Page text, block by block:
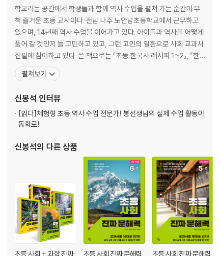
[문해력 튼튼] 공룡은 냉혈 동물일까, 아니면 온혈 동물일까?
[방구석 실험실] 샌드위치로 지층 만들기
3. 빛의 성질
[한눈에 읽는 개념 지도] 빛의 성질
· 빛
· 광원
· 빛의 직진
· 그림자
· 빛의 반사
· 거울
· 거울의 쓰임새
· 빛의 굴절
· 렌즈의 쓰임새
[문해력 튼튼] 사진기는 언제 처음 만들어졌을까?
[방구석 실험실] 다양한 색깔의 그림자 만들기
4. 용해와 용액
[한눈에 읽는 개념 지도] 용해와 용액
· 용액
학교라는 공간에서 학생들과 함께 역사 수업을 펼쳐 가는 순간이 무
척 즐거운 초등 교사이다. 전남 나주 노안남초등학교에서 근무하고
있으며, 14년째 역사 수업을 이어가고 있다. 아이들과 역사를 어떻게
풀어 갈 것인지 늘 고민하고 있고, 그런 고민의 일환으로 사회 교과서
집필에 참여하고 있다. 쓴 책으로는 『초등 한국사 레시피 1~2』, 『한
국사 놀이 수업 백과』(공저), 『한국 근현대사 12장면 팩트체크』(공
저), 『초등 사회 진짜 문해력 시리즈』(공저) 등이 있다. 말랑말랑 초
심이 많다. EBS 미래교육 플러
펼쳐보기
신봉석 인터뷰
[읽다]체험형 초등 역사 수업 전문가! 봉선생님의 실제 수업 활동이
동화로!
신봉석의 다른 상품
초등 사회 + 과학 진짜
초등 사회 진짜 문해력
초등 사회 진짜 문해력